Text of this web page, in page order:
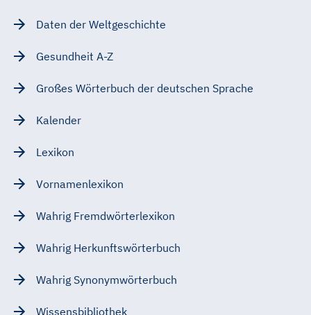
Daten der Weltgeschichte
Gesundheit A-Z
Großes Wörterbuch der deutschen Sprache
Kalender
Lexikon
Vornamenlexikon
Wahrig Fremdwörterlexikon
Wahrig Herkunftswörterbuch
Wahrig Synonymwörterbuch
Wissensbibliothek